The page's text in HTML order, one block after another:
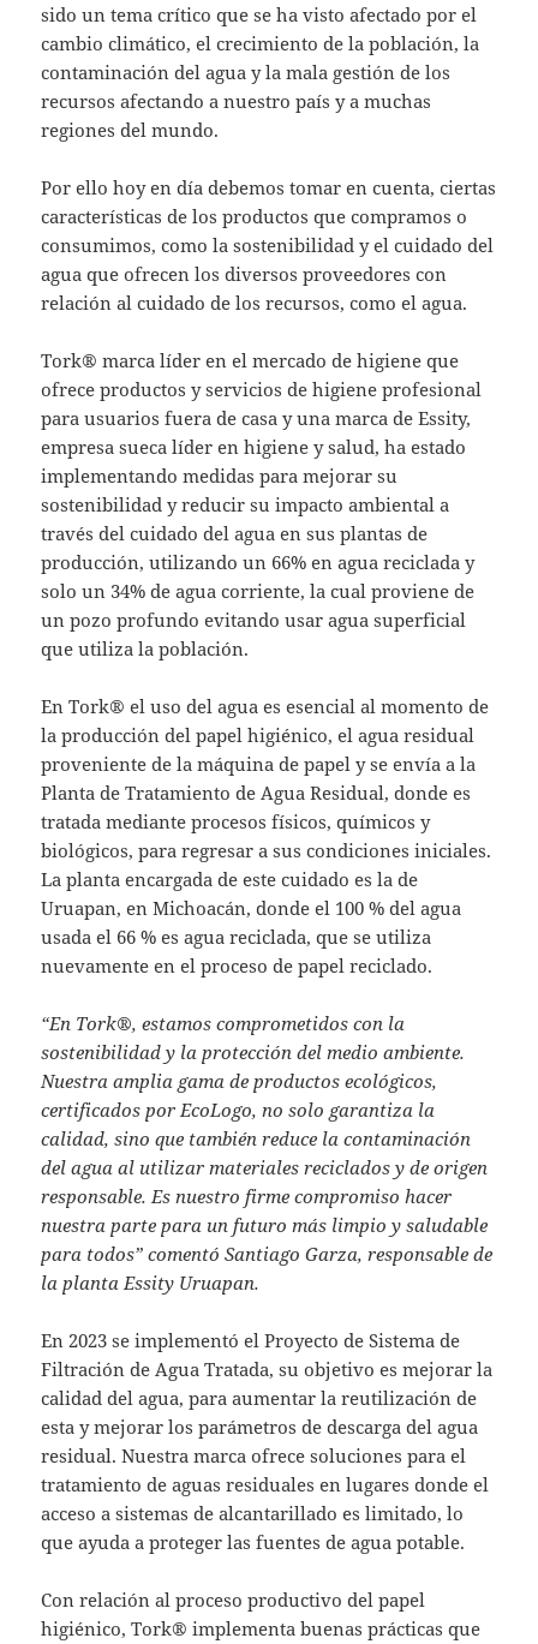
sido un tema crítico que se ha visto afectado por el
cambio climático, el crecimiento de la población, la
contaminación del agua y la mala gestión de los
recursos afectando a nuestro país y a muchas
regiones del mundo.
Por ello hoy en día debemos tomar en cuenta, ciertas
características de los productos que compramos o
consumimos, como la sostenibilidad y el cuidado del
agua que ofrecen los diversos proveedores con
relación al cuidado de los recursos, como el agua.
Tork® marca líder en el mercado de higiene que
ofrece productos y servicios de higiene profesional
para usuarios fuera de casa y una marca de Essity,
empresa sueca líder en higiene y salud, ha estado
implementando medidas para mejorar su
sostenibilidad y reducir su impacto ambiental a
través del cuidado del agua en sus plantas de
producción, utilizando un 66% en agua reciclada y
solo un 34% de agua corriente, la cual proviene de
un pozo profundo evitando usar agua superficial
que utiliza la población.
En Tork® el uso del agua es esencial al momento de
la producción del papel higiénico, el agua residual
proveniente de la máquina de papel y se envía a la
Planta de Tratamiento de Agua Residual, donde es
tratada mediante procesos físicos, químicos y
biológicos, para regresar a sus condiciones iniciales.
La planta encargada de este cuidado es la de
Uruapan, en Michoacán, donde el 100 % del agua
usada el 66 % es agua reciclada, que se utiliza
nuevamente en el proceso de papel reciclado.
“En Tork®, estamos comprometidos con la
sostenibilidad y la protección del medio ambiente.
Nuestra amplia gama de productos ecológicos,
certificados por EcoLogo, no solo garantiza la
calidad, sino que también reduce la contaminación
del agua al utilizar materiales reciclados y de origen
responsable. Es nuestro firme compromiso hacer
nuestra parte para un futuro más limpio y saludable
para todos” comentó Santiago Garza, responsable de
la planta Essity Uruapan.
En 2023 se implementó el Proyecto de Sistema de
Filtración de Agua Tratada, su objetivo es mejorar la
calidad del agua, para aumentar la reutilización de
esta y mejorar los parámetros de descarga del agua
residual. Nuestra marca ofrece soluciones para el
tratamiento de aguas residuales en lugares donde el
acceso a sistemas de alcantarillado es limitado, lo
que ayuda a proteger las fuentes de agua potable.
Con relación al proceso productivo del papel
higiénico, Tork® implementa buenas prácticas que